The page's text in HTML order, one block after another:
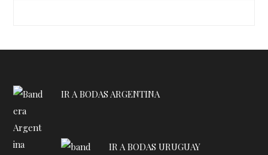
IR A BODAS ARGENTINA
IR A BODAS URUGUAY